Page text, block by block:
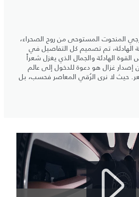
المنحوت المستوحى من روح الصحراء،
الهادئة، تم تصميم كل التفاصيل في
القوة الهادئة والجمال الذي يغزل شعراً
غزال هو دعوة للدخول إلى عالم
حيث لا نرى الرُقي المعاصر فحسب، بل